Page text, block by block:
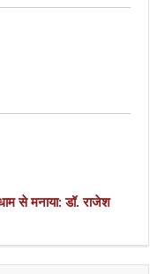
से मनाया: डॉ. राजेश